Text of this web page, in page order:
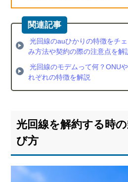
光回線のauひかりの特徴をチ
み方法や契約の際の注意点を解
光回線のモデムって何？ONU
れぞれの特徴を解説
光回線を解約する時
び方